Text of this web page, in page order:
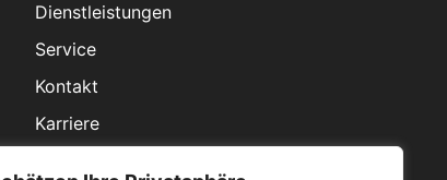
Dienstleistungen
Service
Kontakt
Karriere